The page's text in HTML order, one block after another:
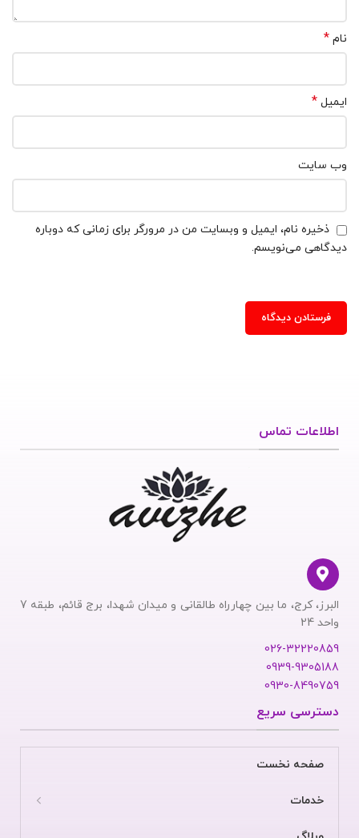
نام *
ایمیل *
وب‌ سایت
ذخیره نام، ایمیل و وبسایت من در مرورگر برای زمانی که دوباره
دیدگاهی می‌نویسم.
اطلاعات تماس
البرز، کرج، ما بین چهارراه طالقانی و میدان شهدا، برج قائم، طبقه 7
واحد 24
026-32220859
0939-9305188
0930-8490759
دسترسی سریع
صفحه نخست
خدمات